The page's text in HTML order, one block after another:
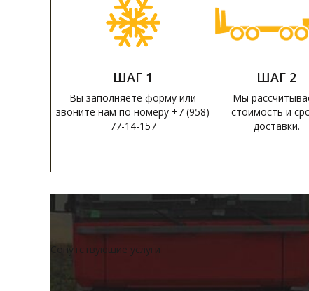
ШАГ 1
Вы заполняете форму или
звоните нам по номеру +7 (958)
77-14-157
ШАГ 2
Мы
стоимость и
доставки.
Сопутствующие услуги